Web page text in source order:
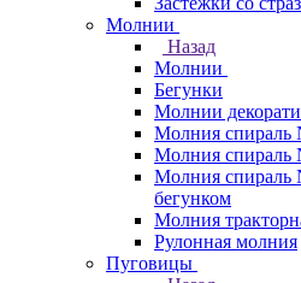
Молнии
Назад
Молнии
Бегунки
Молнии
Молния спираль
Молния спираль
Молния спираль
бегунком
Молния
Рулонная молния
Пуговицы